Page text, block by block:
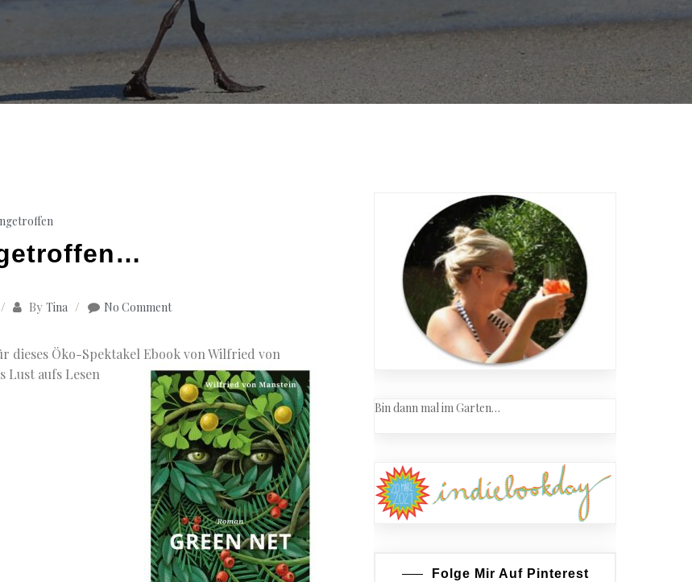
ByTina No Comment
dieses Öko-Spektakel Ebook von Wilfried von
Lust aufs Lesen
Bin dann mal im Garten…
Folge Mir Auf Pinterest